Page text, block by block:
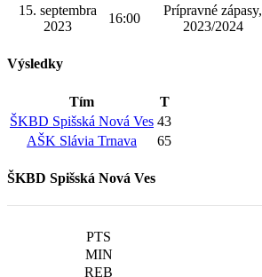
15. septembra
2023
16:00
Prípravné zápasy,
2023/2024
Výsledky
Tím
T
ŠKBD Spišská Nová Ves 43
AŠK Slávia Trnava
65
ŠKBD Spišská Nová Ves